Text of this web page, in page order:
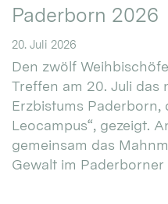
Paderborn 2026
20. Juli 2026
Den zwölf
Treffen am 20. Juli das
Erzbistums Paderborn,
Leocampus“, gezeigt.
gemeinsam das
Gewalt im Paderborner